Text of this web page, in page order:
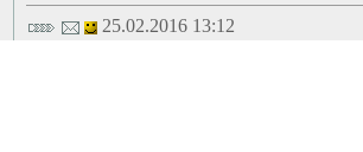
25.02.2016 13:12